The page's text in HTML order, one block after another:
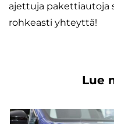
ajettuja pakettiautoja
rohkeasti yhteyttä!
Lue